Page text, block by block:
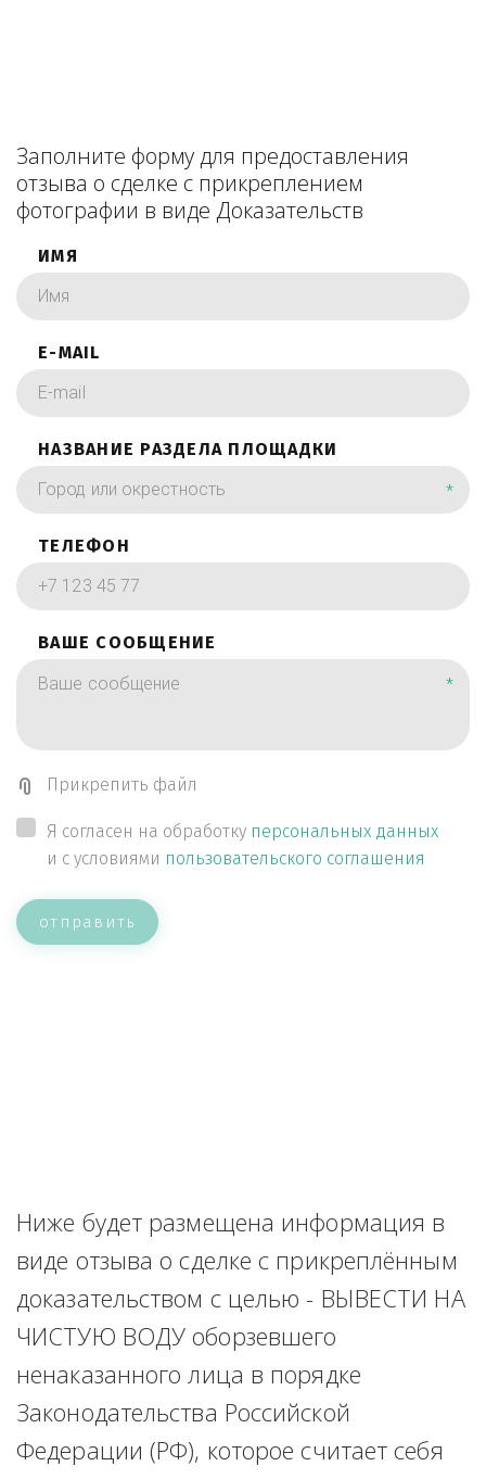
Заполните форму для предоставления
отзыва о сделке с прикреплением
фотографии в виде Доказательств
ИМЯ
E-MAIL
НАЗВАНИЕ РАЗДЕЛА ПЛОЩАДКИ
*
ТЕЛЕФОН
ВАШЕ СООБЩЕНИЕ
*
Прикрепить файл
Я согласен на обработку персональных данных
и с условиями пользовательского соглашения
отправить
Ниже будет размещена информация в
виде отзыва о сделке с прикреплённым
доказательством с целью - ВЫВЕСТИ НА
ЧИСТУЮ ВОДУ оборзевшего
ненаказанного лица в порядке
Законодательства Российской
Федерации (РФ), которое считает себя